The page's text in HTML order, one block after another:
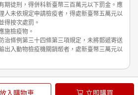
放入購物車 立即購買
期徒刑，得併科新臺幣三百萬元以下罰金。應
人未依規定申請檢疫者，得處新臺幣五萬元以
得按次處罰。
施檢疫物。
治條例第三十四條第三項規定，未將郵遞寄送
出入動物檢疫機關銷燬者，處新臺幣三萬元以